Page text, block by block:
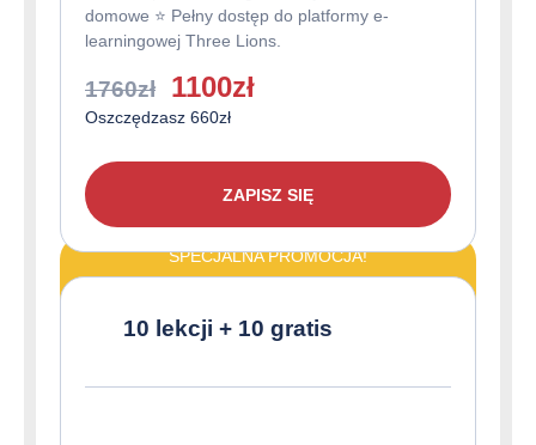
domowe ⭐️ Pełny dostęp do platformy e-
learningowej Three Lions.
1760zł
Pierwotna
cena
1100złAktualna
Oszczędzasz 660zł
ZAPISZ SIĘ
SPECJALNA PROMOCJA!
10 lekcji + 10 gratis